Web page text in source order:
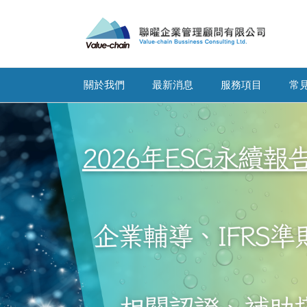
關於我們 最新消息 服務項目 常
去看看